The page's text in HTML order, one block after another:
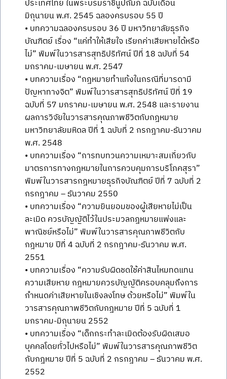
ประเทศไทย ในพระบรมราชินูปถัมภ์ ฉบับเดือน
มิถุนายน พ.ศ. 2545 ฉลองครบรอบ 55 ปี
• บทความฉลองครบรอบ 36 ปี มหาวิทยาลัยธุรกิจ
บัณฑิตย์ เรื่อง “แค่ทำให้เสียใจ เรียกค่าเสียหายได้หรือ
ไม่” พิมพ์ในวารสารสุทธิปริทัศน์ ปีที่ 18 ฉบับที่ 54
มกราคม-เมษายน พ.ศ. 2547
• บทความเรื่อง “กฎหมายทำแท้งในกรณีที่มารดามี
ปัญหาทางจิต” พิมพ์ในวารสารสุทธิปริทัศน์ ปีที่ 19
ฉบับที่ 57 มกราคม-เมษายน พ.ศ. 2548 และรายงาน
ผลการวิจัยในวารสารคุณภาพชีวิตกับกฎหมาย
มหาวิทยาลัยมหิดล ปีที่ 1 ฉบับที่ 2 กรกฎาคม-ธันวาคม
พ.ศ. 2548
• บทความเรื่อง “การทบทวนความเหมาะสมเกี่ยวกับ
มาตรการทางกฎหมายในการควบคุมการบริโภคสุรา”
พิมพ์ในวารสารกฎหมายธุรกิจบัณฑิตย์ ปีที่ 7 ฉบับที่ 2
กรกฎาคม – ธันวาคม 2550
• บทความเรื่อง “ความยินยอมของผู้เสียหายไม่เป็น
ละเมิด ควรบัญญัติไว้ในประมวลกฎหมายแพ่งและ
พาณิชย์หรือไม่” พิมพ์ในวารสารคุณภาพชีวิตกับ
กฎหมาย ปีที่ 4 ฉบับที่ 2 กรกฎาคม-ธันวาคม พ.ศ.
2551
• บทความเรื่อง “ความรับผิดชดใช้ค่าสินไหมทดแทน
ความเสียหาย กฎหมายควรบัญญัติครอบคลุมถึงการ
กำหนดค่าเสียหายในเชิงลงโทษ ด้วยหรือไม่” พิมพ์ใน
วารสารคุณภาพชีวิตกับกฎหมาย ปีที่ 5 ฉบับที่ 1
มกราคม-มิถุนายน 2552
• บทความเรื่อง “เด็กกระทำละเมิดต้องรับผิดเสมอ
บุคคลโดยทั่วไปหรือไม่” พิมพ์ในวารสารคุณภาพชีวิต
กับกฎหมาย ปีที่ 5 ฉบับที่ 2 กรกฎาคม – ธันวาคม พ.ศ.
2552